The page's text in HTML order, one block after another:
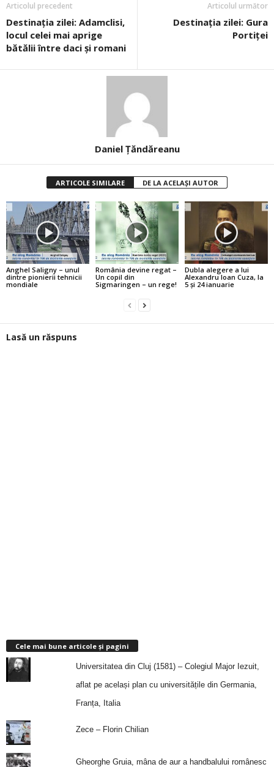
Articolul precedent
Destinația zilei: Adamclisi,
locul celei mai aprige
bătălii între daci şi romani
Articolul următor
Destinația zilei: Gura
Portiţei
Daniel Țăndăreanu
ARTICOLE SIMILARE DE LA ACELAȘI AUTOR
Anghel Saligny – unul
dintre pionierii tehnicii
mondiale
România devine regat –
Un copil din
Sigmaringen – un rege!
Dubla alegere a lui
Alexandru Ioan Cuza, la
5 şi 24 ianuarie
Lasă un răspuns
Cele mai bune articole și pagini
Universitatea din Cluj (1581) – Colegiul Major Iezuit,
aflat pe același plan cu universitățile din Germania,
Franța, Italia
Zece – Florin Chilian
Gheorghe Gruia, mâna de aur a handbalului românesc